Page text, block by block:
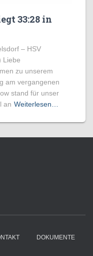
33:28 in
– HSV
Liebe
zu unserem
am vergangenen
stand für unser
an Weiterlesen…
DOKUMENTE